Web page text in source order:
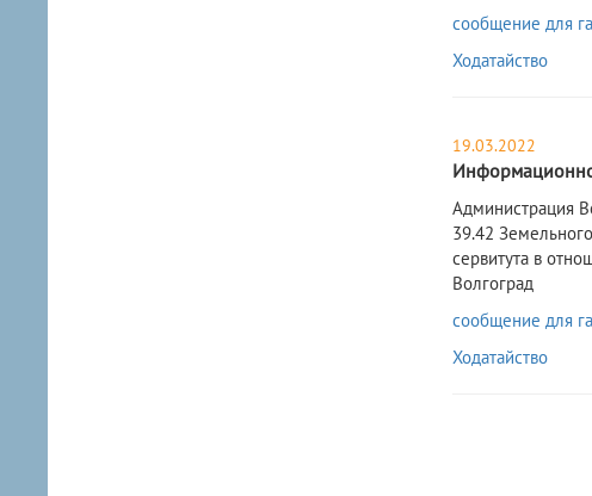
сообщение для
Ходатайство
19.03.2022
​Администрация
39.42
сервитута в
Волгоград
сообщение для
Ходатайство